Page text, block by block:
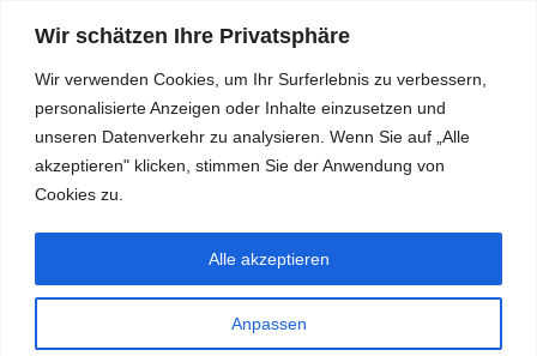
Wir schätzen Ihre Privatsphäre
Wir verwenden Cookies, um Ihr Surferlebnis zu verbessern,
personalisierte Anzeigen oder Inhalte einzusetzen und
unseren Datenverkehr zu analysieren. Wenn Sie auf „Alle
akzeptieren" klicken, stimmen Sie der Anwendung von
Cookies zu.
Anpassen
Alle akzeptieren
RDKS.EXPERT
TESTS, EXPERTEN-TIPPS RUND UM DAS THEMA RDKS UND